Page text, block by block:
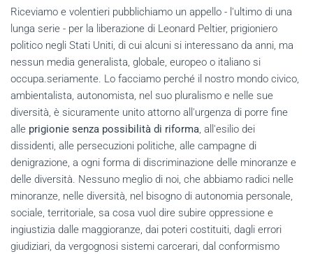
Riceviamo e volentieri pubblichiamo un appello - l'ultimo di una
lunga serie - per la liberazione di Leonard Peltier, prigioniero
politico negli Stati Uniti, di cui alcuni si interessano da anni, ma
nessun media generalista, globale, europeo o italiano si
occupa.seriamente. Lo facciamo perché il nostro mondo civico,
ambientalista, autonomista, nel suo pluralismo e nelle sue
diversità, è sicuramente unito attorno all'urgenza di porre fine
alle prigionie senza possibilità di riforma, all'esilio dei
dissidenti, alle persecuzioni politiche, alle campagne di
denigrazione, a ogni forma di discriminazione delle minoranze e
delle diversità. Nessuno meglio di noi, che abbiamo radici nelle
minoranze, nelle diversità, nel bisogno di autonomia personale,
sociale, territoriale, sa cosa vuol dire subire oppressione e
ingiustizia dalle maggioranze, dai poteri costituiti, dagli errori
giudiziari, da vergognosi sistemi carcerari, dal conformismo